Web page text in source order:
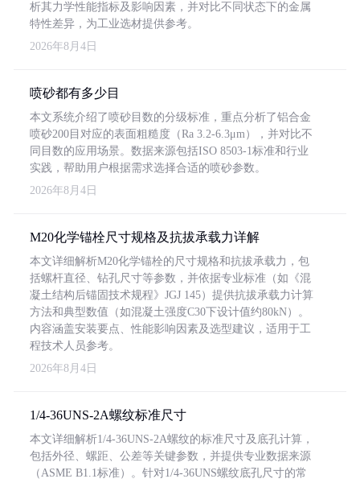
析其力学性能指标及影响因素，并对比不同状态下的金属
特性差异，为工业选材提供参考。
2026年8月4日
喷砂都有多少目
本文系统介绍了喷砂目数的分级标准，重点分析了铝合金
喷砂200目对应的表面粗糙度（Ra 3.2-6.3μm），并对比不
同目数的应用场景。数据来源包括ISO 8503-1标准和行业
实践，帮助用户根据需求选择合适的喷砂参数。
2026年8月4日
M20化学锚栓尺寸规格及抗拔承载力详解
本文详细解析M20化学锚栓的尺寸规格和抗拔承载力，包
括螺杆直径、钻孔尺寸等参数，并依据专业标准（如《混
凝土结构后锚固技术规程》JGJ 145）提供抗拔承载力计算
方法和典型数值（如混凝土强度C30下设计值约80kN）。
内容涵盖安装要点、性能影响因素及选型建议，适用于工
程技术人员参考。
2026年8月4日
1/4-36UNS-2A螺纹标准尺寸
本文详细解析1/4-36UNS-2A螺纹的标准尺寸及底孔计算，
包括外径、螺距、公差等关键参数，并提供专业数据来源
（ASME B1.1标准）。针对1/4-36UNS螺纹底孔尺寸的常